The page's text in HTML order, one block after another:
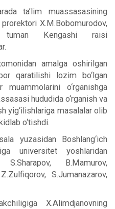
ta’lim muassasasining
X.M.Bobomurodov,
tuman Kengashi raisi
amalga oshirilgan
qaratilishi lozim bo‘lgan
muammolarini o‘rganishga
hududida o‘rganish va
yig‘ilishlariga masalalar olib
o‘tishdi.
yuzasidan Boshlang‘ich
universitet yoshlaridan
B.Mamurov,
S.Jumanazarov,
X.Alimdjanovning